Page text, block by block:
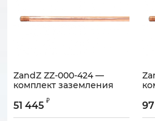
ZandZ ZZ-000-424 —
комплект заземления
объектов (4 электрода по
51 445 ₽